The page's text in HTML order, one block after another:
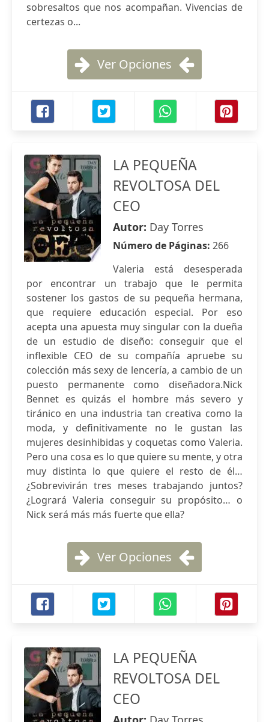
sobresaltos que nos acompañan. Vivencias de
certezas o...
Ver Opciones
LA PEQUEÑA
REVOLTOSA DEL
CEO
Autor: Day Torres
Número de Páginas: 266
Valeria está desesperada
por encontrar un trabajo que le permita
sostener los gastos de su pequeña hermana,
que requiere educación especial. Por eso
acepta una apuesta muy singular con la dueña
de un estudio de diseño: conseguir que el
inflexible CEO de su compañía apruebe su
colección más sexy de lencería, a cambio de un
puesto permanente como diseñadora.Nick
Bennet es quizás el hombre más severo y
tiránico en una industria tan creativa como la
moda, y definitivamente no le gustan las
mujeres desinhibidas y coquetas como Valeria.
Pero una cosa es lo que quiere su mente, y otra
muy distinta lo que quiere el resto de él…
¿Sobrevivirán tres meses trabajando juntos?
¿Logrará Valeria conseguir su propósito… o
Nick será más más fuerte que ella?
Ver Opciones
LA PEQUEÑA
REVOLTOSA DEL
CEO